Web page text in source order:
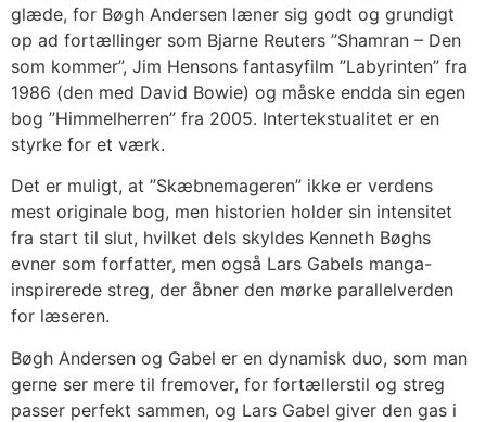
glæde, for Bøgh Andersen læner sig godt og grundigt
op ad fortællinger som Bjarne Reuters ”Shamran – Den
som kommer”, Jim Hensons fantasyfilm ”Labyrinten” fra
1986 (den med David Bowie) og måske endda sin egen
bog ”Himmelherren” fra 2005. Intertekstualitet er en
styrke for et værk.
Det er muligt, at ”Skæbnemageren” ikke er verdens
mest originale bog, men historien holder sin intensitet
fra start til slut, hvilket dels skyldes Kenneth Bøghs
evner som forfatter, men også Lars Gabels manga-
inspirerede streg, der åbner den mørke parallelverden
for læseren.
Bøgh Andersen og Gabel er en dynamisk duo, som man
gerne ser mere til fremover, for fortællerstil og streg
passer perfekt sammen, og Lars Gabel giver den gas i